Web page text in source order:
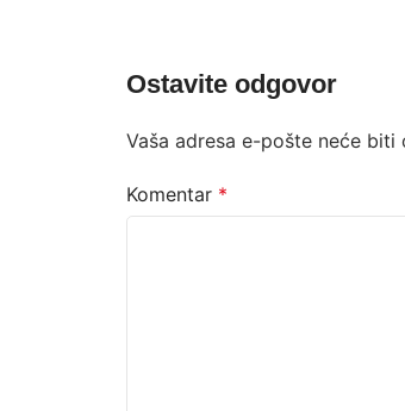
Ostavite odgovor
Vaša adresa e-pošte neće biti
Komentar *